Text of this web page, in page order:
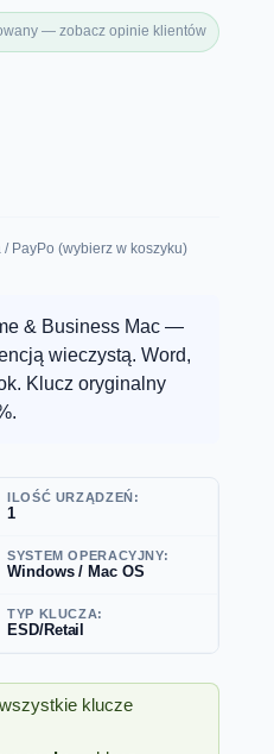
/ PayPo (wybierz w koszyku)
— zobacz opinie klientów
klucze
ILOŚĆ URZĄDZEŃ:
1
SYSTEM OPERACYJNY:
Windows / Mac OS
TYP KLUCZA:
ESD/Retail
& Business Mac —
wieczystą. Word,
Klucz oryginalny